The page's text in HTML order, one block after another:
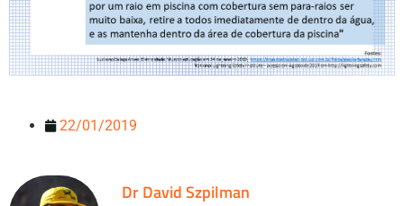
22/01/2019
Dr David Szpilman